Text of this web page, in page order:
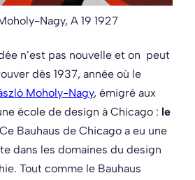
Nagy, A 19 1927
n’est pas nouvelle et on peut
dès 1937, année où le
Moholy-Nagy, émigré aux
école de design à Chicago : le
Bauhaus de Chicago a eu une
dans les domaines du design
Tout comme le Bauhaus